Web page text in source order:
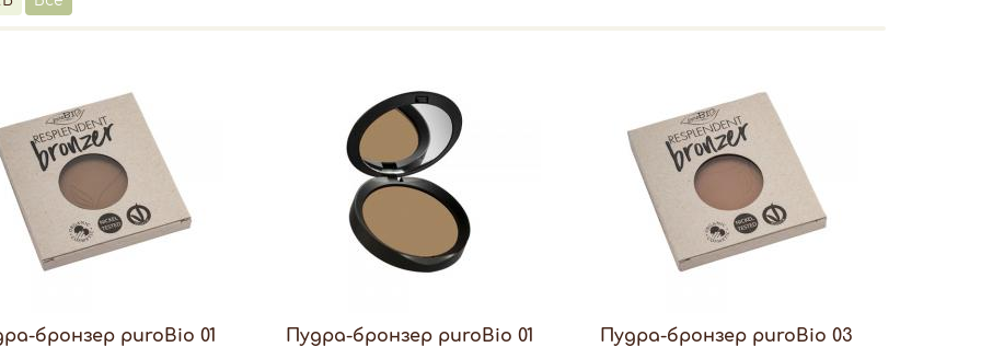
бронзер puroBio 01
Пудра-бронзер puroBio 01
Пудра-бронзер puroBio 03